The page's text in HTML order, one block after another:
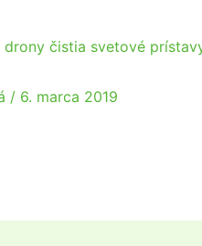
drony čistia svetové
/ 6. marca 2019